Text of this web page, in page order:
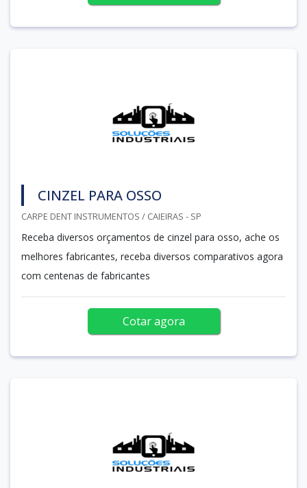
CINZEL PARA OSSO
CARPE DENT INSTRUMENTOS / CAIEIRAS - SP
Receba diversos orçamentos de cinzel para osso, ache os
melhores fabricantes, receba diversos comparativos agora
com centenas de fabricantes
Cotar agora